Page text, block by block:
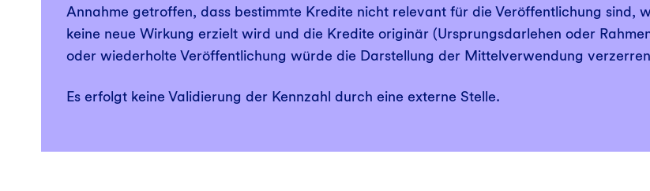
Annahme getroffen, dass bestimmte Kredite nicht relevant für die Veröffentlichung sind,
keine neue Wirkung erzielt wird und die Kredite originär (Ursprungsdarlehen oder
oder wiederholte Veröffentlichung würde die Darstellung der Mittelverwendung
Es erfolgt keine Validierung der Kennzahl durch eine externe Stelle.